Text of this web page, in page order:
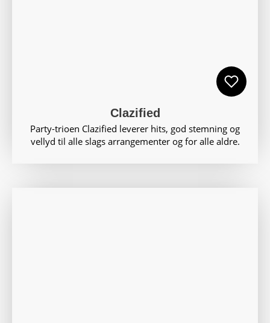
Clazified
Party-trioen Clazified leverer hits, god stemning og
vellyd til alle slags arrangementer og for alle aldre.